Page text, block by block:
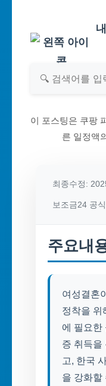
이 포스팅은 쿠팡
른 일정액
최종수정:
보조금24 공
주요내
여성결혼
정착을 위
에 필요한
증 취득을
고, 한국
을 강화할